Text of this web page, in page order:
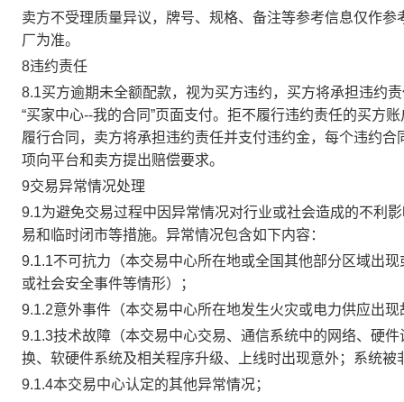
卖方不受理质量异议，牌号、规格、备注等参考信息仅作
厂为准。
8违约责任
8.1买方逾期未全额配款，视为买方违约，买方将承担违约
“买家中心--我的合同”页面支付。拒不履行违约责任的买方
履行合同，卖方将承担违约责任并支付违约金，每个违约
项向平台和卖方提出赔偿要求。
9交易异常情况处理
9.1为避免交易过程中因异常情况对行业或社会造成的不利
易和临时闭市等措施。异常情况包含如下内容：
9.1.1不可抗力（本交易中心所在地或全国其他部分区域出
或社会安全事件等情形）；
9.1.2意外事件（本交易中心所在地发生火灾或电力供应出
9.1.3技术故障（本交易中心交易、通信系统中的网络、硬
换、软硬件系统及相关程序升级、上线时出现意外；系统
9.1.4本交易中心认定的其他异常情况；